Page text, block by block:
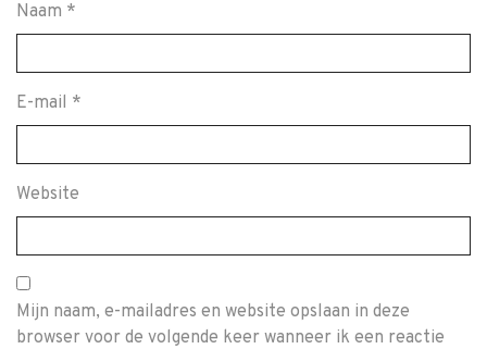
Naam *
E-mail *
Website
Mijn naam, e-mailadres en website opslaan in deze
browser voor de volgende keer wanneer ik een reactie